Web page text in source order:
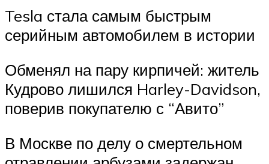
Tesla стала самым быстрым
серийным автомобилем в истории
Обменял на пару кирпичей: житель
Кудрово лишился Harley-Davidson,
поверив покупателю с “Авито”
В Москве по делу о смертельном